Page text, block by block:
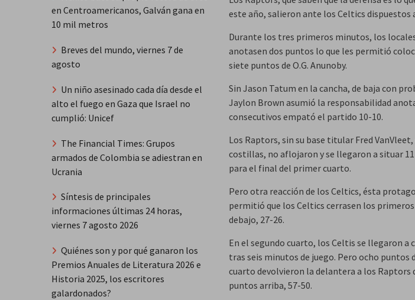
este año, salieron ante los Celtics dispuestos
Durante los tres primeros minutos, los
anotasen dos puntos lo que les permitió
siete puntos de O.G. Anunoby.
Sin Jason Tatum en la cancha, de baja con
Jaylon Brown asumió la responsabilidad
consecutivos empató el partido 10-10.
Los Raptors, sin su base titular Fred
costillas, no aflojaron y se llegaron a situar
para el final del primer cuarto.
Pero otra reacción de los Celtics, ésta
permitió que los Celtics cerrasen los
debajo, 27-26.
En el segundo cuarto, los Celtis se llegaron a
tras seis minutos de juego. Pero ocho puntos
cuarto devolvieron la delantera a los Raptors
puntos arriba, 57-50.
en Centroamericanos, Galván gana en
10 mil metros
Breves del mundo, viernes 7 de
agosto
Un niño asesinado cada día desde el
alto el fuego en Gaza que Israel no
cumplió: Unicef
The Financial Times: Grupos
armados de Colombia se adiestran en
Ucrania
Síntesis de principales
informaciones últimas 24 horas,
viernes 7 agosto 2026
Quiénes son y por qué ganaron los
Premios Anuales de Literatura 2026 e
Historia 2025, los escritores
galardonados?